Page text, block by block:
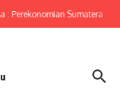
: Perekonomian Sumatera